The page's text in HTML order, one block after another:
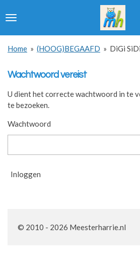
direct
hoofdinhoud
Home » (HOOG)BEGAAFD » DiGi
Wachtwoord vereist
U dient het correcte wachtwoord in te
te bezoeken.
Wachtwoord
Inloggen
© 2010 - 2026 Meesterharrie.nl